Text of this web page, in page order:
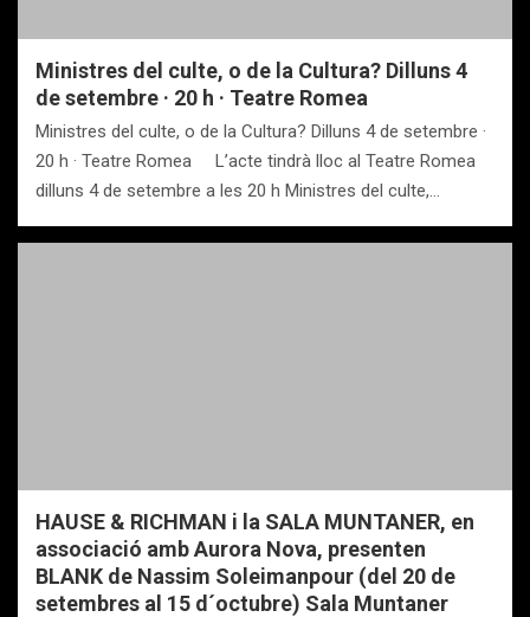
Ministres del culte, o de la Cultura? Dilluns 4
de setembre · 20 h · Teatre Romea
Ministres del culte, o de la Cultura? Dilluns 4 de setembre ·
20 h · Teatre Romea L’acte tindrà lloc al Teatre Romea
dilluns 4 de setembre a les 20 h Ministres del culte,…
HAUSE & RICHMAN i la SALA MUNTANER, en
associació amb Aurora Nova, presenten
BLANK de Nassim Soleimanpour (del 20 de
setembres al 15 d´octubre) Sala Muntaner